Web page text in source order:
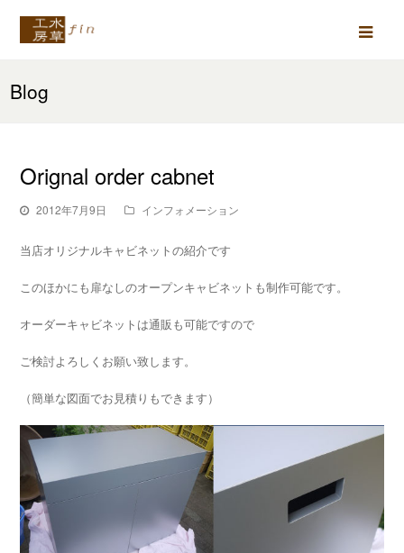
Blog
Orignal order cabnet
2012年7月9日 インフォメーション
当店オリジナルキャビネットの紹介です
このほかにも扉なしのオープンキャビネットも制作可能です。
オーダーキャビネットは通販も可能ですので
ご検討よろしくお願い致します。
（簡単な図面でお見積りもできます）